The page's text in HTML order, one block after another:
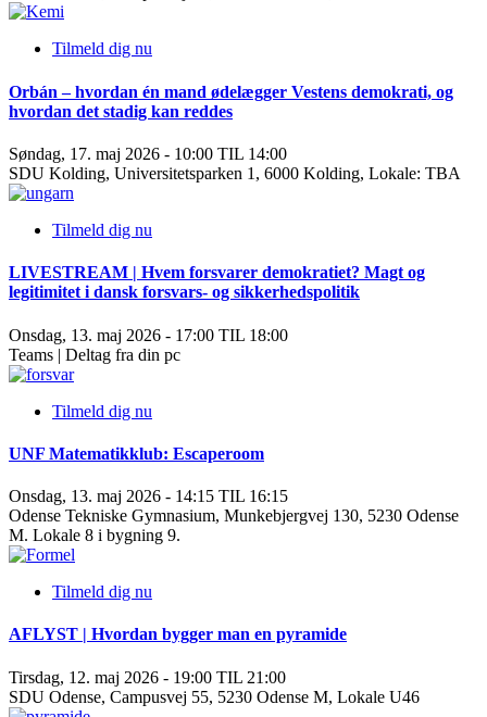
Tilmeld dig nu
Orbán – hvordan én mand ødelægger Vestens demokrati, og
hvordan det stadig kan reddes
Søndag, 17. maj 2026 - 10:00 TIL 14:00
SDU Kolding, Universitetsparken 1, 6000 Kolding, Lokale: TBA
Tilmeld dig nu
LIVESTREAM | Hvem forsvarer demokratiet? Magt og
legitimitet i dansk forsvars- og sikkerhedspolitik
Onsdag, 13. maj 2026 - 17:00 TIL 18:00
Teams | Deltag fra din pc
Tilmeld dig nu
UNF Matematikklub: Escaperoom
Onsdag, 13. maj 2026 - 14:15 TIL 16:15
Odense Tekniske Gymnasium, Munkebjergvej 130, 5230 Odense
M. Lokale 8 i bygning 9.
Tilmeld dig nu
AFLYST | Hvordan bygger man en pyramide
Tirsdag, 12. maj 2026 - 19:00 TIL 21:00
SDU Odense, Campusvej 55, 5230 Odense M, Lokale U46